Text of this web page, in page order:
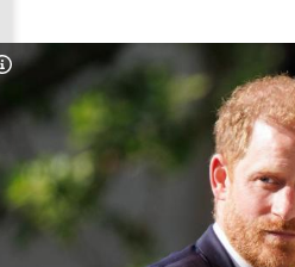
Untermenü
Untermenü
Untermenü
Copyright-Hinweis öffnen/schließen